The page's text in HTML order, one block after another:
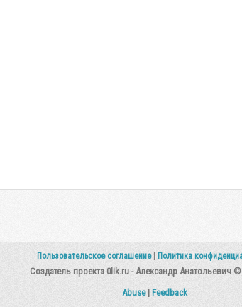
Пользовательское соглашение Политика
Создатель проекта 0lik.ru - Александр Анатольевич ©
Abuse| Feedback